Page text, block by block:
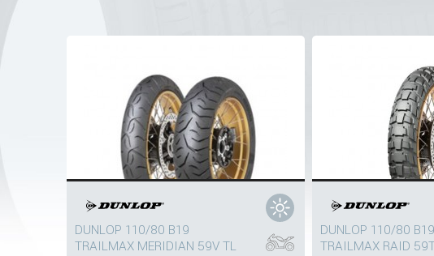
DUNLOP 110/80 B19
TRAILMAX MERIDIAN 59V TL
DUNLOP 110/80 B19
TRAILMAX RAID